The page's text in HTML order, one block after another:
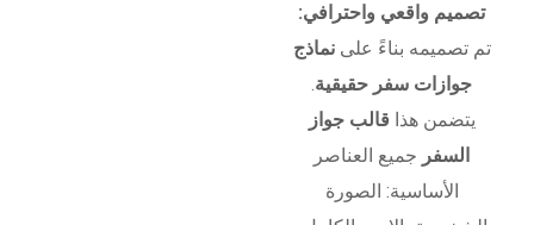
تصميم واقعي واحترافي:
تم تصميمه بناءً علىنماذج
جوازات سفر حقيقية.
يتضمن هذا قالب جواز
السفر جميع العناصر
الأساسية: الصورة